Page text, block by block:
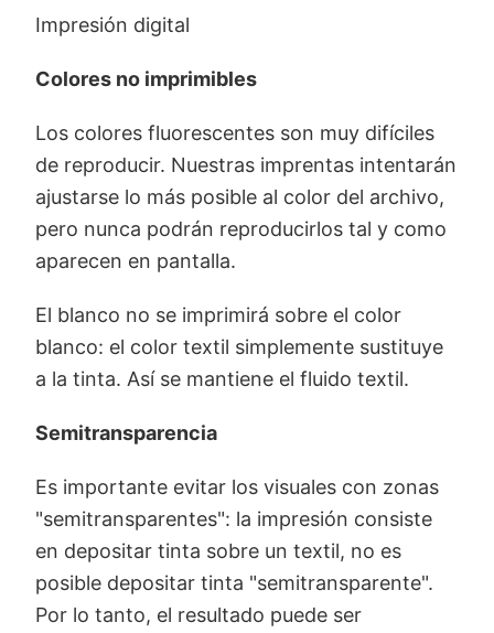
Impresión digital
Colores no imprimibles
Los colores fluorescentes son muy difíciles
de reproducir. Nuestras imprentas intentarán
ajustarse lo más posible al color del archivo,
pero nunca podrán reproducirlos tal y como
aparecen en pantalla.
El blanco no se imprimirá sobre el color
blanco: el color textil simplemente sustituye
a la tinta. Así se mantiene el fluido textil.
Semitransparencia
Es importante evitar los visuales con zonas
"semitransparentes": la impresión consiste
en depositar tinta sobre un textil, no es
posible depositar tinta "semitransparente".
Por lo tanto, el resultado puede ser